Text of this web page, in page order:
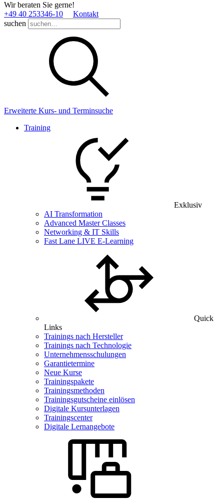
Wir beraten Sie gerne!
+49 40 253346­-10
Kontakt
suchen
Erweiterte Kurs- und Terminsuche
Training
Exklusiv
AI Transformation
Advanced Master Classes
Networking & IT Skills
Fast Lane LIVE E-Learning
Quick
Links
Trainings nach Hersteller
Trainings nach Technologie
Unternehmensschulungen
Garantietermine
Neue Kurse
Trainingspakete
Trainingsmethoden
Trainingsgutscheine einlösen
Digitale Kursunterlagen
Trainingscenter
Digitale Lernangebote